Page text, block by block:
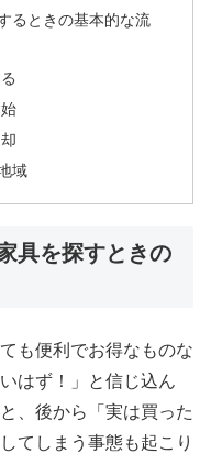
るときの基本的な流
域
具を探すときの
も便利でお得なものな
はず！」と信じ込ん
、後から「実は買った
てしまう事態も起こり